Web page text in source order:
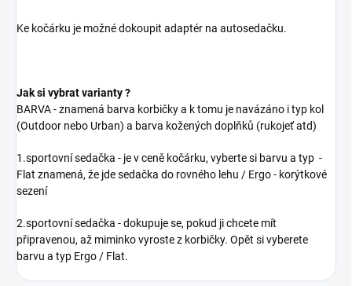
Ke kočárku je možné dokoupit adaptér na autosedačku.
Jak si vybrat varianty ?
BARVA - znamená barva korbičky a k tomu je navázáno i typ kol
(Outdoor nebo Urban) a barva kožených doplňků (rukojeť atd)
1.sportovní sedačka - je v ceně kočárku, vyberte si barvu a typ -
Flat znamená, že jde sedačka do rovného lehu / Ergo - korýtkové
sezení
2.sportovní sedačka - dokupuje se, pokud ji chcete mít
připravenou, až miminko vyroste z korbičky. Opět si vyberete
barvu a typ Ergo / Flat.